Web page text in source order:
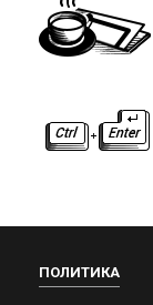
ПОЛИТИКА